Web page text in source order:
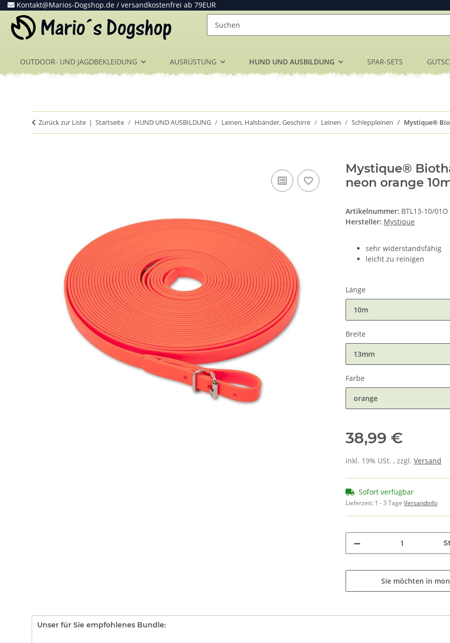
Kontakt@Marios-Dogshop.de / versandkostenfrei ab 79EUR
OUTDOOR- UND JAGDBEKLEIDUNG AUSRÜSTUNG HUND UND AUSBILDUNG SPAR-SETS
Zurück zur Liste Startseite HUND UND AUSBILDUNG Leinen, Halsbänder, Geschirre Leinen Schleppleinen Mystique®
Mystique®
neon orange
Artikelnummer: BTL13-10/01O
Hersteller: Mystique
sehr widerstandsfähig
leicht zu reinigen
Länge
10m
Breite
13mm
Farbe
orange
38,99 €
inkl. 19% USt. , zzgl. Versand
Sofort verfügbar
Lieferzeit: 1 - 3 Tage Versandinfo
Sie möchten in
Unser für Sie empfohlenes Bundle: